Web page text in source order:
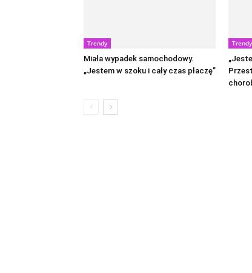
Trendy
Miała wypadek samochodowy.
„Jestem w szoku i cały czas płaczę”
Trendy